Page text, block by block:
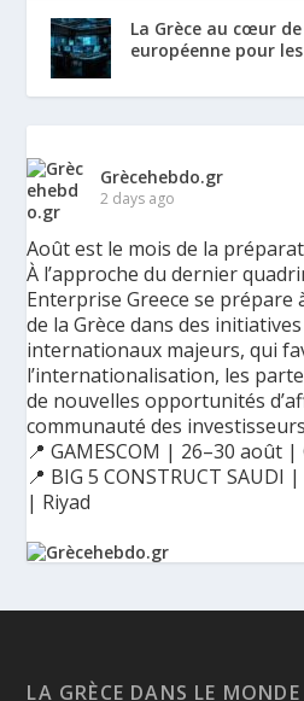
La Grèce au cœur
européenne pour
Grècehebdo.gr
2 days ago
Août est le mois de la
À l’approche du dernier
Enterprise Greece se prépare
de la Grèce dans des
internationaux majeurs, qui
l’internationalisation, les
de nouvelles opportunités
communauté des
📍 GAMESCOM | 26–30 août
📍 BIG 5 CONSTRUCT
| Riyad
Ελλάδας σε διεθνείς δράσεις, που
LA GRÈCE DANS LE MONDE